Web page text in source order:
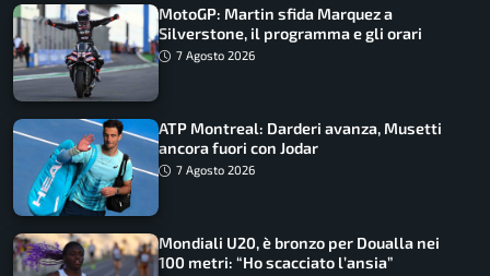
MotoGP: Martin sfida Marquez a
Silverstone, il programma e gli orari
7 Agosto 2026
ATP Montreal: Darderi avanza, Musetti
ancora fuori con Jodar
7 Agosto 2026
Mondiali U20, è bronzo per Doualla nei
100 metri: “Ho scacciato l’ansia”